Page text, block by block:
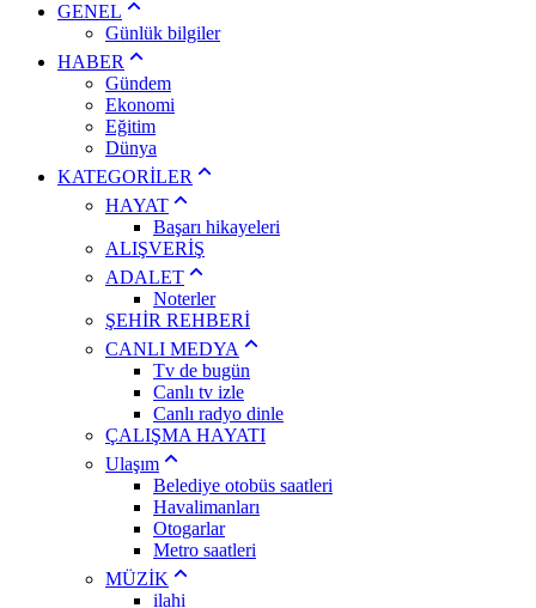
GENEL
Günlük bilgiler
HABER
Gündem
Ekonomi
Eğitim
Dünya
KATEGORİLER
HAYAT
Başarı hikayeleri
ALIŞVERİŞ
ADALET
Noterler
ŞEHİR REHBERİ
CANLI MEDYA
Tv de bugün
Canlı tv izle
Canlı radyo dinle
ÇALIŞMA HAYATI
Ulaşım
Belediye otobüs saatleri
Havalimanları
Otogarlar
Metro saatleri
MÜZİK
ilahi